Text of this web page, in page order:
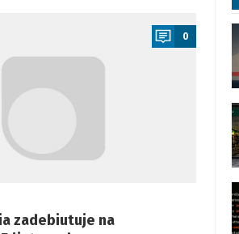
0
zadebiutuje na